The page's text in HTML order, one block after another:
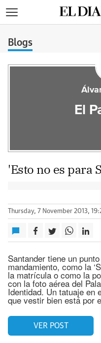
Blogs
El
'Esto no es para
Thursday, 7 November 2013,
Santander tiene un
mandamiento, como la
la matrícula o como la
con la foto aérea del
Identidad. Un tatuaje en
que vestir bien está por
VER POST